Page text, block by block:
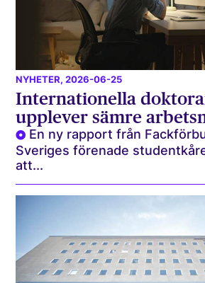
NYHETER, 2026-06-25
Internationella
upplever sämre
En ny rapport från
Sveriges förenade
att...